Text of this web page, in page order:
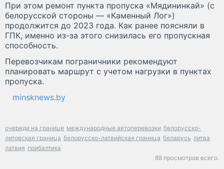
При этом ремонт пункта пропуска «Мядининкай» (с
белорусской стороны — «Каменный Лог»)
продолжится до 2023 года. Как ранее поясняли в
ГПК, именно из-за этого снизилась его пропускная
способность.
Перевозчикам пограничники рекомендуют
планировать маршрут с учетом нагрузки в пунктах
пропуска.
minsknews.by
очереди на границе международные автоперевозки белорусско-
литовская граница белорусско-латвийская граница беларусь литва
латвия прибалтика
88 просмотров всего.